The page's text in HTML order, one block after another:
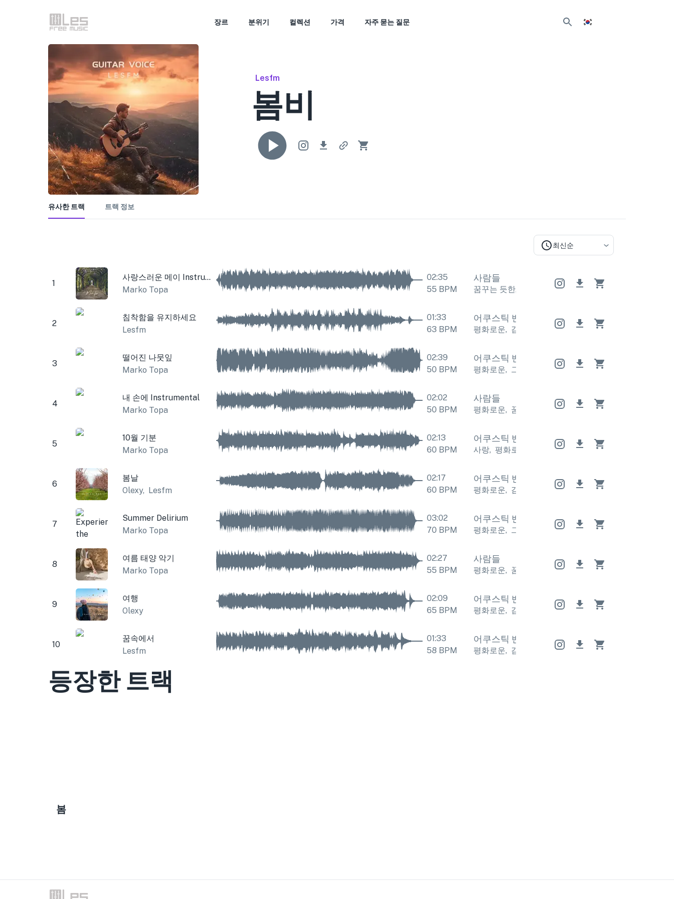
장르 분위기 컬렉션 가격 자주 묻는 질문
Lesfm
봄비
유사한 트랙 트랙 정보
최신순
1
사랑스러운 메이 Instrumental
Marko Topa
02:35
55 BPM
사람들
꿈꾸는 듯한, 꿈꾸는 듯한,
2
침착함을 유지하세요
Lesfm
01:33
63 BPM
어쿠스틱 밴드 어쿠스틱 밴드 어쿠스틱 밴드
평화로운, 감상적 평화로운 감상적
3
떨어진 나뭇잎
Marko Topa
02:39
50 BPM
어쿠스틱 밴드 어쿠스틱 밴드 어쿠스틱 밴드
평화로운, 그리운 평화로운 그리운
4
내 손에 Instrumental
Marko Topa
02:02
50 BPM
사람들
평화로운, 꿈꾸는 듯한 평화로운 꿈꾸는 듯한
5
10월 기분
Marko Topa
02:13
60 BPM
어쿠스틱 밴드 어쿠스틱 밴드 어쿠스틱 밴드
사랑, 평화로운 평화로운 사랑
6
봄날
Olexy, Lesfm
02:17
60 BPM
어쿠스틱 밴드 어쿠스틱 밴드 어쿠스틱 밴드
평화로운, 감상적 평화로운 감상적
7
Summer Delirium
Marko Topa
03:02
70 BPM
어쿠스틱 밴드 어쿠스틱 밴드 어쿠스틱 밴드
평화로운, 그리운 평화로운 그리운
8
여름 태양 악기
Marko Topa
02:27
55 BPM
사람들
평화로운, 꿈꾸는 듯한 평화로운 꿈꾸는 듯한
9
여행
Olexy
02:09
65 BPM
어쿠스틱 밴드 어쿠스틱 밴드 어쿠스틱 밴드
평화로운, 감상적 평화로운 감상적
10
꿈속에서
Lesfm
01:33
58 BPM
어쿠스틱 밴드 어쿠스틱 밴드 어쿠스틱 밴드
평화로운, 감상적 평화로운 감상적
등장한 트랙
봄